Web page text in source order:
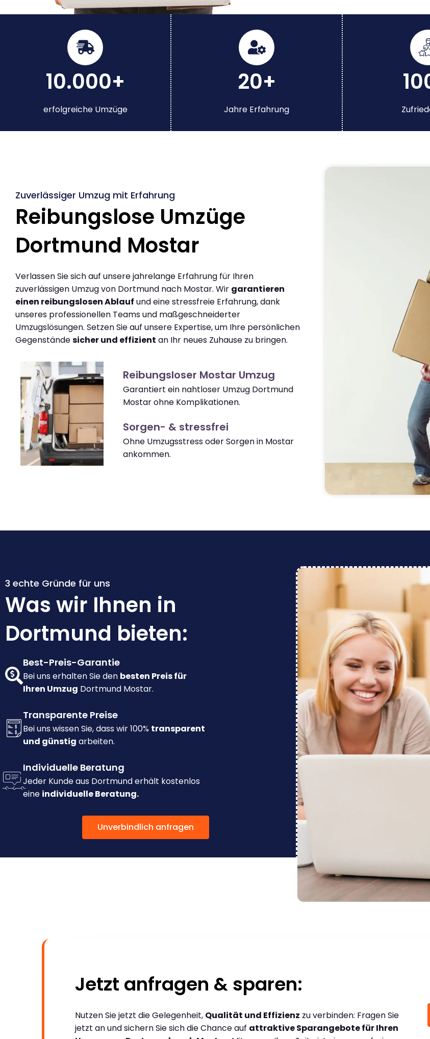
10.000+
erfolgreiche Umzüge
20+
Jahre Erfahrung
Zuverlässiger Umzug mit Erfahrung
Reibungslose Umzüge
Dortmund Mostar
Verlassen Sie sich auf unsere jahrelange Erfahrung für Ihren
zuverlässigen Umzug von Dortmund nach Mostar. Wir garantieren
einen reibungslosen Ablauf und eine stressfreie Erfahrung, dank
unseres professionellen Teams und maßgeschneiderter
Umzugslösungen. Setzen Sie auf unsere Expertise, um Ihre persönlichen
Gegenständesicher und effizient an Ihr neues Zuhause zu bringen.
Reibungsloser Mostar Umzug
Garantiert ein nahtloser Umzug Dortmund
Mostar ohne Komplikationen.
Sorgen- & stressfrei
Ohne Umzugsstress oder Sorgen in Mostar
ankommen.
3 echte Gründe für uns
Was wir Ihnen in
Dortmund bieten:
Best-Preis-Garantie
Bei uns erhalten Sie den besten Preis für
Ihren Umzug Dortmund Mostar.
Transparente Preise
Bei uns wissen Sie, dass wir 100% transparent
und günstig arbeiten.
Individuelle Beratung
Jeder Kunde aus Dortmund erhält kostenlos
eine individuelle Beratung.
Unverbindlich anfragen
Jetzt anfragen & sparen:
Nutzen Sie jetzt die Gelegenheit, Qualität und Effizienz zu verbinden: Fragen Sie
jetzt an und sichern Sie sich die Chance auf attraktive Sparangebote für Ihren